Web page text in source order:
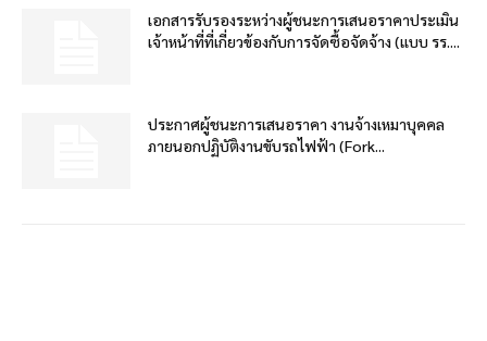
เอกสารรับรองระหว่างผู้ชนะการเสนอราคาประเมิน
เจ้าหน้าที่ที่เกี่ยวข้องกับการจัดซื้อจัดจ้าง (แบบ รร....
ประกาศผู้ชนะการเสนอราคา งานจ้างเหมาบุคคล
ภายนอกปฏิบัติงานขับรถไฟฟ้า (Fork...